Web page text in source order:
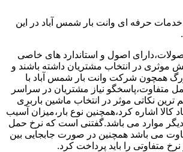
خدمات حرفه ای وانت بار شمس آباد در این
اصول و استاندارد های خاصی
موثری در انتخاب مشتریان داشته باشند و
همچون شرکت وانت بار شمس آباد با
متفاوت،پاسخگو نیاز مشتریان در سراسر
نکاتی موثر در انتخاب ماشین باربری
کالا اشاره کرد،همچنین نوع بار،میزان آسیب
موارد می باشد.گفتنی است که نرخ حمل
می باشد همچنین در صورت جابجایی بین
متفاوتی را باید پرداخت کرد.